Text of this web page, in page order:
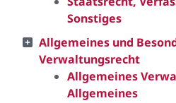
Sonstiges
Allgemeines und
Verwaltungsrecht
Allgemeines
Allgemeines